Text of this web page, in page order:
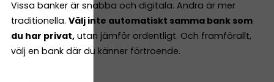
Vissa banker är snabba och digitala. Andra är mer
traditionella. Välj inte automatiskt samma bank som
du har privat, utan jämför ordentligt. Och framförallt,
välj en bank där du känner förtroende.